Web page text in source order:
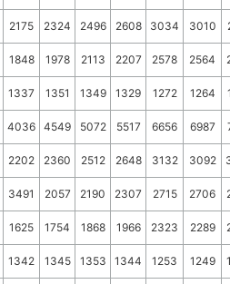
2175 2324 2496 2608 3034 3010
1848 1978 2113 2207 2578 2564
1337 1351 1349 1329 1272 1264
4036 4549 5072 5517 6656 6987
2202 2360 2512 2648 3132 3092
3491 2057 2190 2307 2715 2706
1625 1754 1868 1966 2323 2289
1342 1345 1353 1344 1253 1249